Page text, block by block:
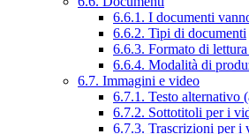
6.6.1. I documenti
6.6.2. Tipi di documenti
6.6.3. Formato di
6.6.4. Modalità di
6.7. Immagini e video
6.7.1. Testo alternativo
6.7.2. Sottotitoli per i
6.7.3. Trascrizioni per i